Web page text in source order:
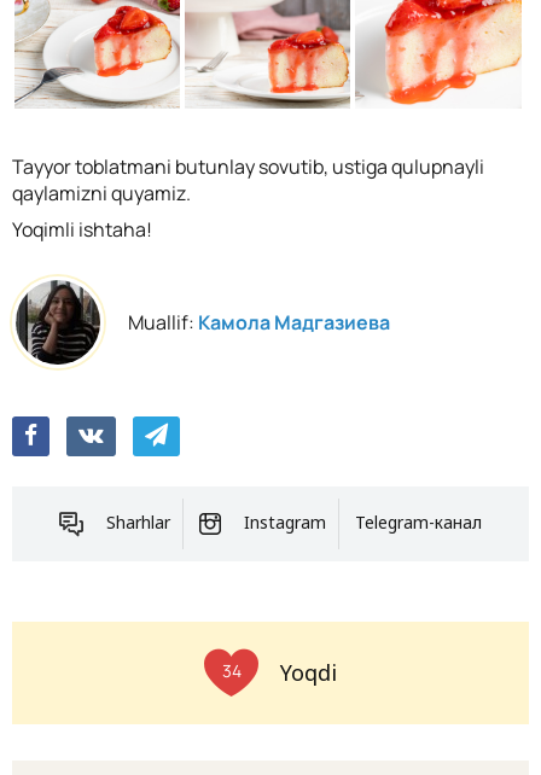
Tayyor toblatmani butunlay sovutib, ustiga qulupnayli
qaylamizni quyamiz.
Yoqimli ishtaha!
Muallif: Камола Мадгазиева
Sharhlar Instagram Telegram-канал
34 Yoqdi